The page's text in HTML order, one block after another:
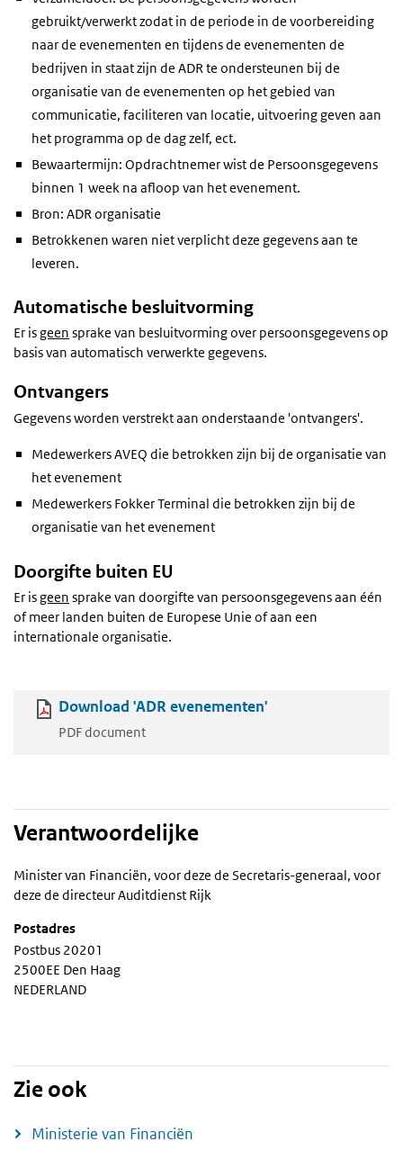
gebruikt/verwerkt zodat in de periode in de voorbereiding
naar de evenementen en tijdens de evenementen de
bedrijven in staat zijn de ADR te ondersteunen bij de
organisatie van de evenementen op het gebied van
communicatie, faciliteren van locatie, uitvoering geven aan
het programma op de dag zelf, ect.
Bewaartermijn: Opdrachtnemer wist de Persoonsgegevens
binnen 1 week na afloop van het evenement.
Bron: ADR organisatie
Betrokkenen waren niet verplicht deze gegevens aan te
leveren.
Automatische besluitvorming
Er isgeen sprake van besluitvorming over persoonsgegevens op
basis van automatisch verwerkte gegevens.
Ontvangers
Gegevens worden verstrekt aan onderstaande 'ontvangers'.
Medewerkers AVEQ die betrokken zijn bij de organisatie van
het evenement
Medewerkers Fokker Terminal die betrokken zijn bij de
organisatie van het evenement
Doorgifte buiten EU
Er isgeen sprake van doorgifte van persoonsgegevens aan één
of meer landen buiten de Europese Unie of aan een
internationale organisatie.
Download 'ADR evenementen'
PDF document
Verantwoordelijke
Minister van Financiën, voor deze de Secretaris-generaal, voor
deze de directeur Auditdienst Rijk
Postadres
Postbus 20201
2500EE Den Haag
NEDERLAND
Zie ook
Ministerie van Financiën